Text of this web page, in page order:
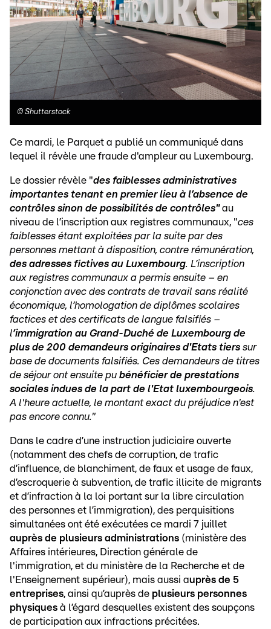
© Shutterstock
Ce mardi, le Parquet a publié un communiqué dans
lequel il révèle une fraude d'ampleur au Luxembourg.
Le dossier révèle "des faiblesses administratives
importantes tenant en premier lieu à l’absence de
contrôles sinon de possibilités de contrôles"au
niveau de l’inscription aux registres communaux, "ces
faiblesses étant exploitées par la suite par des
personnes mettant à disposition, contre rémunération,
des adresses fictives au Luxembourg. L’inscription
aux registres communaux a permis ensuite – en
conjonction avec des contrats de travail sans réalité
économique, l’homologation de diplômes scolaires
factices et des certificats de langue falsifiés –
l’immigration au Grand-Duché de Luxembourg de
plus de 200 demandeurs originaires d'Etats tiers sur
base de documents falsifiés. Ces demandeurs de titres
de séjour ont ensuite pu bénéficier de prestations
sociales indues de la part de l'Etat luxembourgeois.
A l'heure actuelle, le montant exact du préjudice n'est
pas encore connu."
Dans le cadre d’une instruction judiciaire ouverte
(notamment des chefs de corruption, de trafic
d’influence, de blanchiment, de faux et usage de faux,
d’escroquerie à subvention, de trafic illicite de migrants
et d’infraction à la loi portant sur la libre circulation
des personnes et l’immigration), des perquisitions
simultanées ont été exécutées ce mardi 7 juillet
auprès de plusieurs administrations (ministère des
Affaires intérieures, Direction générale de
l'immigration, et du ministère de la Recherche et de
l'Enseignement supérieur), mais aussi auprès de 5
entreprises, ainsi qu’auprès de plusieurs personnes
physiques à l’égard desquelles existent des soupçons
de participation aux infractions précitées.